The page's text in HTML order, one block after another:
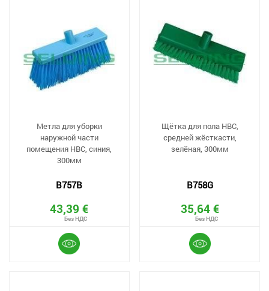
Метла для уборки
наружной части
помещения HBC, синия,
300мм
B757B
43,39 €
Щётка для пола HBC,
средней жёсткасти,
зелёная, 300мм
B758G
35,64 €